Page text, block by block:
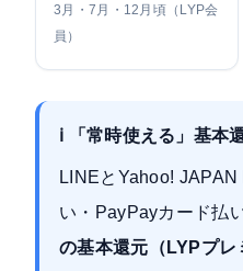
3月・7月・12月頃（LYP会
員）
ℹ️ 「常時使える」基本
LINEとYahoo!
い・PayPayカード払
の基本還元（LYPプレ